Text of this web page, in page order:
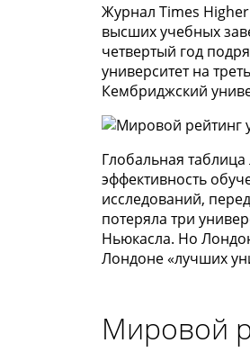
Журнал Times
высших учебных
четвертый год
университет на
Кембриджский
Глобальная
эффективность
исследований,
потеряла три
Ньюкасла. Но
Лондоне «лучших
Мировой